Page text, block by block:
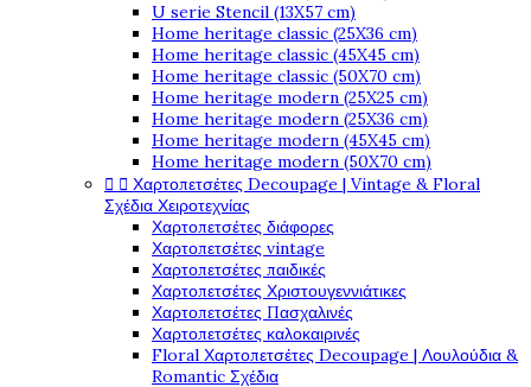
U serie Stencil (13X57 cm)
Home heritage classic (25X36 cm)
Home heritage classic (45X45 cm)
Home heritage classic (50X70 cm)
Home heritage modern (25X25 cm)
Home heritage modern (25X36 cm)
Home heritage modern (45X45 cm)
Home heritage modern (50X70 cm)
  Χαρτοπετσέτες Decoupage | Vintage & Floral
Σχέδια Χειροτεχνίας
Χαρτοπετσέτες διάφορες
Χαρτοπετσέτες vintage
Χαρτοπετσέτες παιδικές
Χαρτοπετσέτες Χριστουγεννιάτικες
Χαρτοπετσέτες Πασχαλινές
Χαρτοπετσέτες καλοκαιρινές
Floral Χαρτοπετσέτες Decoupage | Λουλούδια &
Romantic Σχέδια